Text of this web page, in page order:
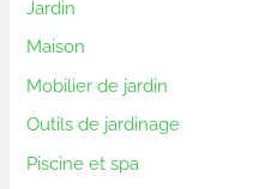
Jardin
Maison
Mobilier de jardin
Outils de jardinage
Piscine et spa